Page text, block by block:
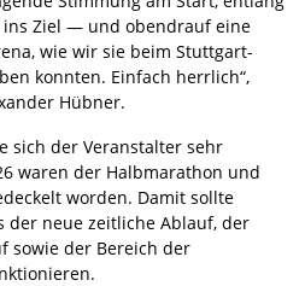
Ziel — und obendrauf eine
wie wir sie beim Stuttgart-
konnten. Einfach herrlich“,
Hübner.
sich der Veranstalter sehr
waren der Halbmarathon und
worden. Damit sollte
der neue zeitliche Ablauf, der
sowie der Bereich der